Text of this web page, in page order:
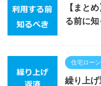
【まと
る前に
住宅ローン
繰り上